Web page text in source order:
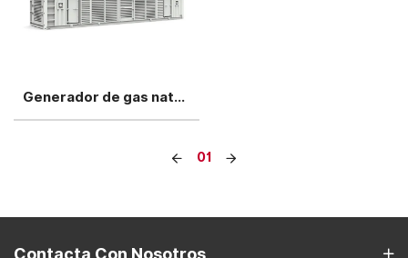
Generador de gas natural Perkins de 800 kW, unidad única
01